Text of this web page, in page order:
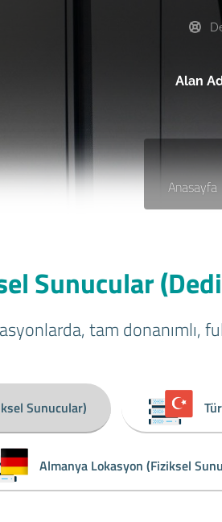
Alan
Anasayfa
Sunucular
tam donanımlı,
Sunucular)
Almanya Lokasyon (Fiziksel